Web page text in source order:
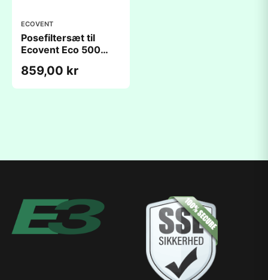
ECOVENT
Posefiltersæt til
Ecovent Eco 500
859,00 kr